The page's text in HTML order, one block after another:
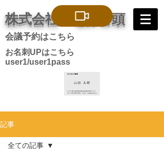
株式会社 電算番頭
会議予約はこちら
お名刺UPはこちら
user1/user1pass
記事
全ての記事